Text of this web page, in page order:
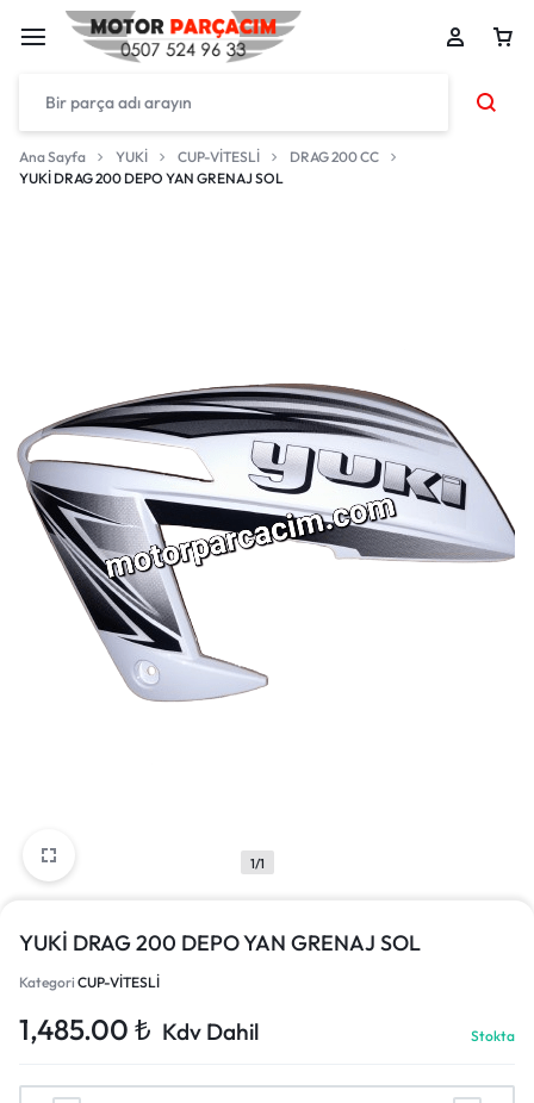
Ana Sayfa YUKİ CUP-VİTESLİ
DRAG 200 CC
YUKİ DRAG 200 DEPO YAN GRENAJ SOL
1/1
YUKİ DRAG 200 DEPO YAN GRENAJ SOL
Kategori CUP-VİTESLİ
1,485.00 ₺ Kdv Dahil Stokta